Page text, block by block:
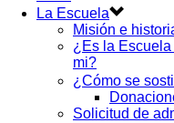
La Escuela
Misión e
¿Es la
mi?
¿Cómo se
Solicitud de